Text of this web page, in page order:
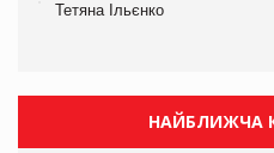
Тетяна Ільєнко
НАЙБЛИЖЧА